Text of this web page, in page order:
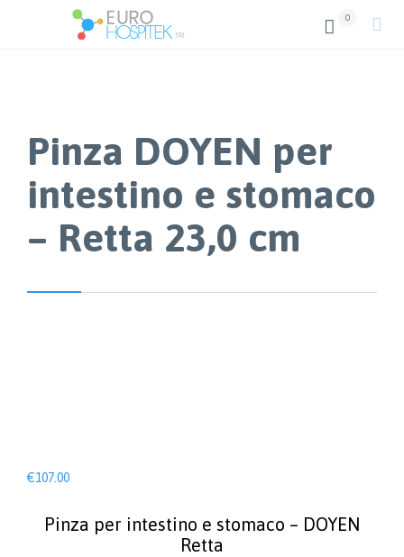
 0 
Pinza DOYEN per
intestino e stomaco
– Retta 23,0 cm
€107.00
Pinza per intestino e stomaco – DOYEN
Retta